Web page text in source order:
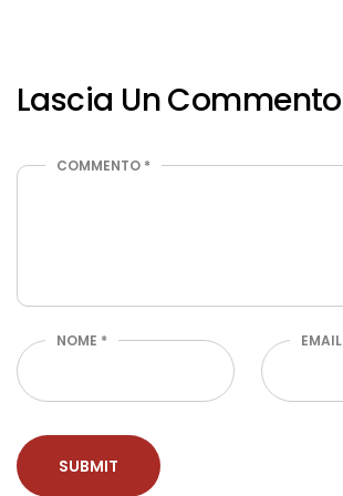
Lascia Un Commento
COMMENTO *
NOME * EMAIL